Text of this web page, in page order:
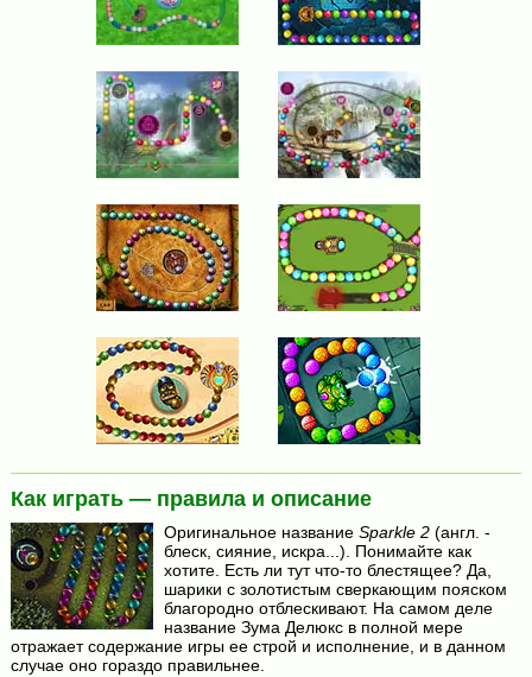
Как играть — правила и описание
Оригинальное название Sparkle 2(англ. -
блеск, сияние, искра...). Понимайте как
хотите. Есть ли тут что-то блестящее? Да,
шарики с золотистым сверкающим пояском
благородно отблескивают. На самом деле
название Зума Делюкс в полной мере
отражает содержание игры ее строй и исполнение, и в данном
случае оно гораздо правильнее.